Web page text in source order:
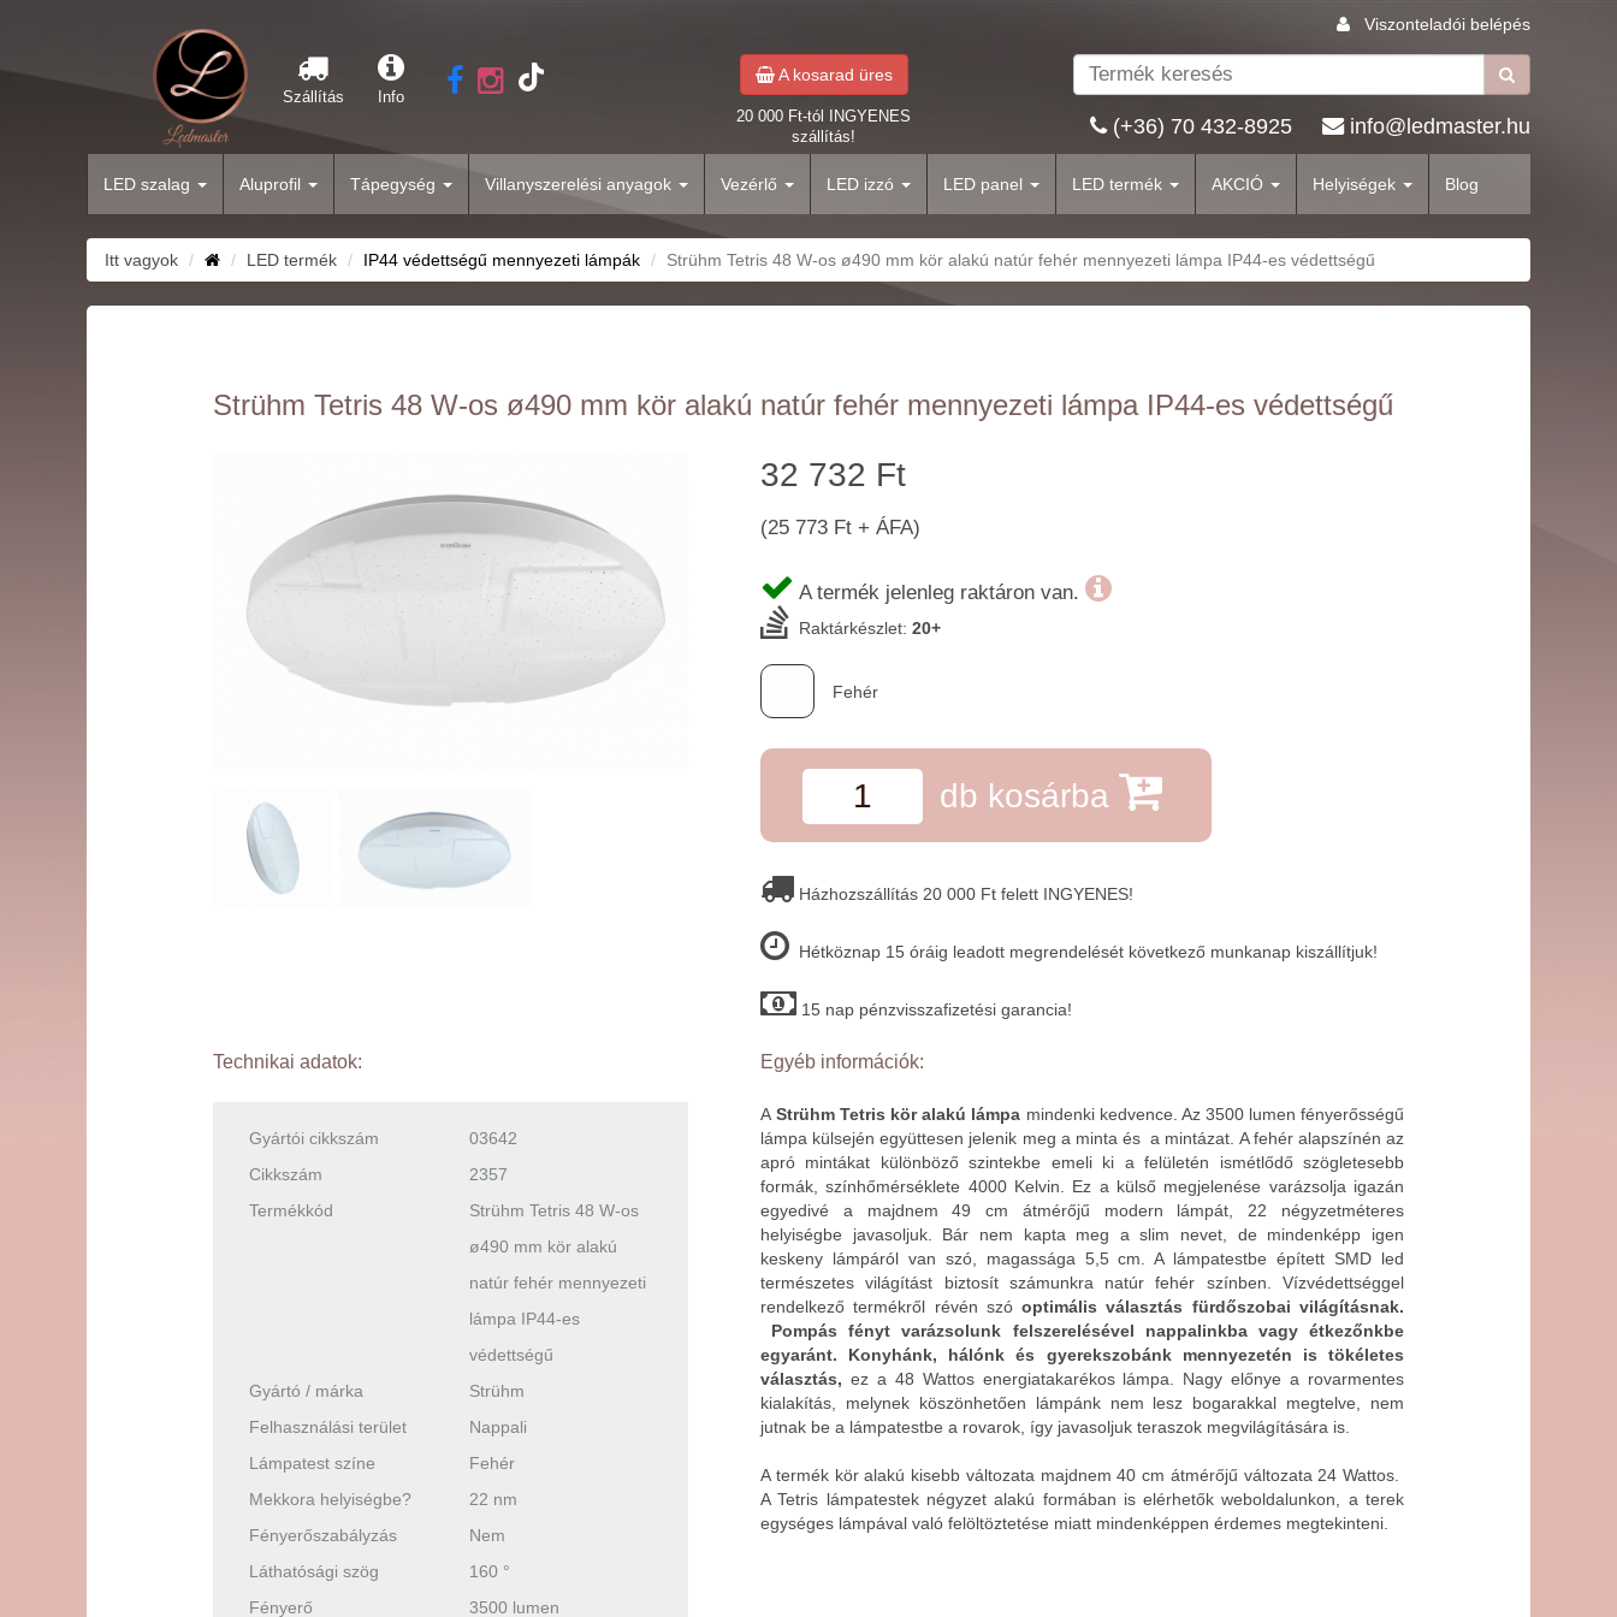
Viszonteladói belépés
Szállítás Info
A kosarad üres
20 000 Ft-tól INGYENES
szállítás!
(+36) 70 432-8925 info@ledmaster.hu
LED szalag Aluprofil Tápegység Villanyszerelési anyagok Vezérlő LED izzó LED panel LED termék AKCIÓ Helyiségek Blog
Itt vagyok LED termék IP44 védettségű mennyezeti lámpák Strühm Tetris 48 W-os ø490 mm kör alakú natúr fehér mennyezeti lámpa IP44-es védettségű
Strühm Tetris 48 W-os ø490 mm kör alakú natúr fehér mennyezeti lámpa IP44-es védettségű
32 732 Ft
(25 773 Ft + ÁFA)
A termék jelenleg raktáron van.
Raktárkészlet: 20+
Fehér
db kosárba
Házhozszállítás 20 000 Ft felett INGYENES!
Hétköznap 15 óráig leadott megrendelését következő munkanap kiszállítjuk!
15 nap pénzvisszafizetési garancia!
Technikai adatok:
Gyártói cikkszám
03642
Cikkszám
2357
Termékkód
Strühm Tetris 48 W-os
ø490 mm kör alakú
natúr fehér mennyezeti
lámpa IP44-es
védettségű
Gyártó / márka
Strühm
Felhasználási terület
Nappali
Lámpatest színe
Fehér
Mekkora helyiségbe?
22 nm
Fényerőszabályzás
Nem
Láthatósági szög
160 °
Fényerő
3500 lumen
Egyéb információk:
A Strühm Tetris kör alakú lámpa mindenki kedvence. Az 3500 lumen fényerősségű
lámpa külsején együttesen jelenik meg a minta és a mintázat. A fehér alapszínén az
apró mintákat különböző szintekbe emeli ki a felületén ismétlődő szögletesebb
formák, színhőmérséklete 4000 Kelvin. Ez a külső megjelenése varázsolja igazán
egyedivé a majdnem 49 cm átmérőjű modern lámpát, 22 négyzetméteres
helyiségbe javasoljuk. Bár nem kapta meg a slim nevet, de mindenképp igen
keskeny lámpáról van szó, magassága 5,5 cm. A lámpatestbe épített SMD led
természetes világítást biztosít számunkra natúr fehér színben. Vízvédettséggel
rendelkező termékről révén szóoptimális választás fürdőszobai világításnak.
Pompás fényt varázsolunk felszerelésével nappalinkba vagy étkezőnkbe
egyaránt.
Konyhánk, hálónk és gyerekszobánk mennyezetén is tökéletes
választás, ez a 48 Wattos energiatakarékos lámpa. Nagy előnye a rovarmentes
kialakítás, melynek köszönhetően lámpánk nem lesz bogarakkal megtelve, nem
jutnak be a lámpatestbe a rovarok, így javasoljuk teraszok megvilágítására is.
A termék kör alakú kisebb változata majdnem 40 cm átmérőjű változata 24 Wattos.
A Tetris lámpatestek négyzet alakú formában is elérhetők weboldalunkon, a terek
egységes lámpával való felöltöztetése miatt mindenképpen érdemes megtekinteni.